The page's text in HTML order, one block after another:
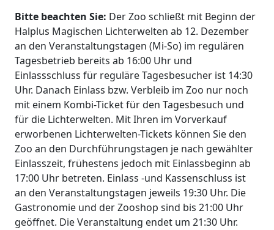
Bitte beachten Sie: Der Zoo schließt mit Beginn der
Halplus Magischen Lichterwelten ab 12. Dezember
an den Veranstaltungstagen (Mi-So) im regulären
Tagesbetrieb bereits ab 16:00 Uhr und
Einlassschluss für reguläre Tagesbesucher ist 14:30
Uhr. Danach Einlass bzw. Verbleib im Zoo nur noch
mit einem Kombi-Ticket für den Tagesbesuch und
für die Lichterwelten. Mit Ihren im Vorverkauf
erworbenen Lichterwelten-Tickets können Sie den
Zoo an den Durchführungstagen je nach gewählter
Einlasszeit, frühestens jedoch mit Einlassbeginn ab
17:00 Uhr betreten. Einlass -und Kassenschluss ist
an den Veranstaltungstagen jeweils 19:30 Uhr. Die
Gastronomie und der Zooshop sind bis 21:00 Uhr
geöffnet. Die Veranstaltung endet um 21:30 Uhr.